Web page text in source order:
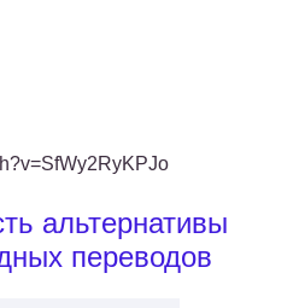
альтернативы
переводов